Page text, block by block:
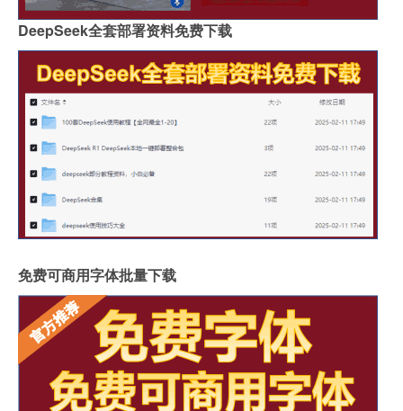
DeepSeek全套部署资料免费下载
免费可商用字体批量下载